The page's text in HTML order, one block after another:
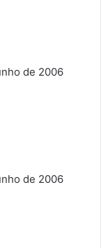
de 2006
de 2006